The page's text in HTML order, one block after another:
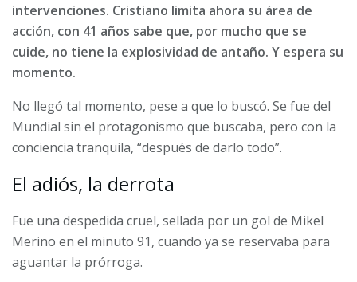
intervenciones. Cristiano limita ahora su área de
acción, con 41 años sabe que, por mucho que se
cuide, no tiene la explosividad de antaño. Y espera su
momento.
No llegó tal momento, pese a que lo buscó. Se fue del
Mundial sin el protagonismo que buscaba, pero con la
conciencia tranquila, “después de darlo todo”.
El adiós, la derrota
Fue una despedida cruel, sellada por un gol de Mikel
Merino en el minuto 91, cuando ya se reservaba para
aguantar la prórroga.